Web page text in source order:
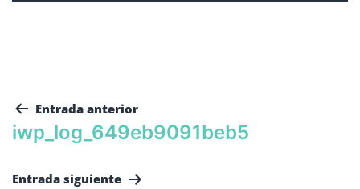
Entrada anterior
iwp_log_649eb9091beb5
Entrada siguiente